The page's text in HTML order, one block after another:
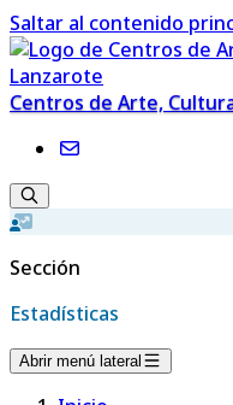
Saltar al contenido
Centros de Arte,
Sección
Estadísticas
Abrir menú lateral